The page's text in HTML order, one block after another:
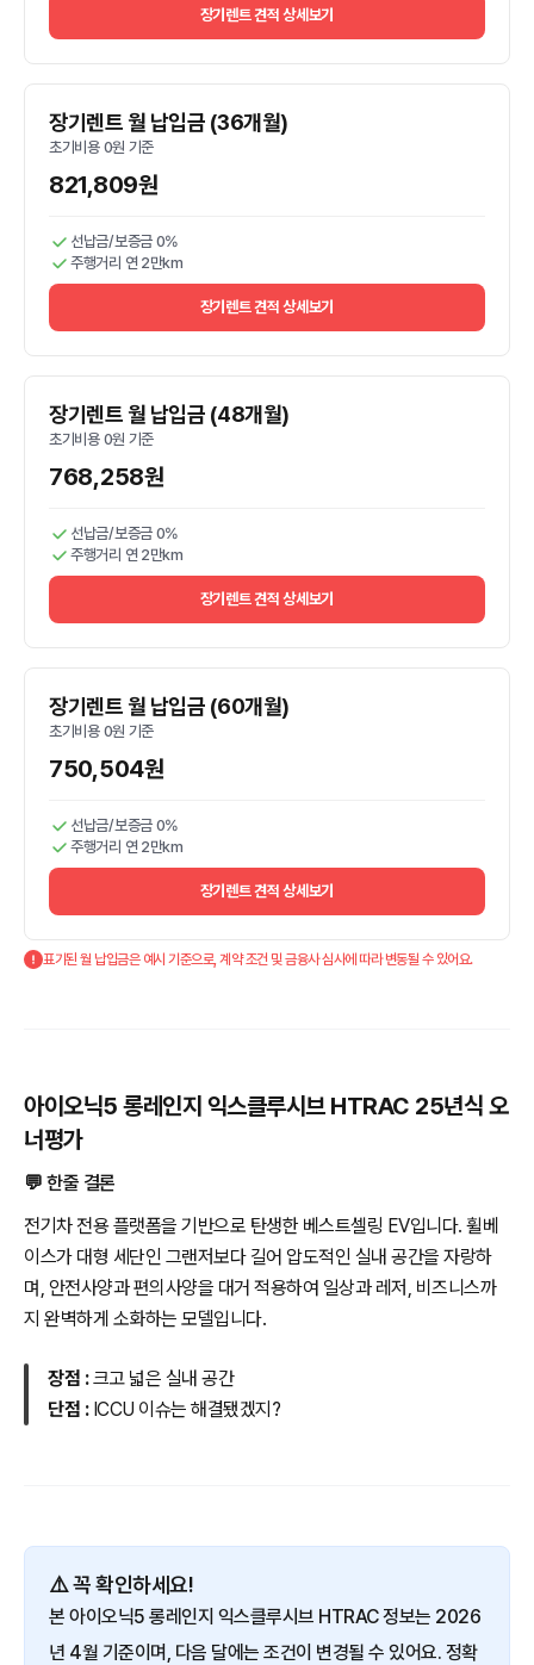
장기렌트 견적 상세보기
장기렌트 월 납입금 (36개월)
초기비용 0원 기준
821,809원
선납금/보증금 0%
주행거리 연 2만km
장기렌트 견적 상세보기
장기렌트 월 납입금 (48개월)
초기비용 0원 기준
768,258원
선납금/보증금 0%
주행거리 연 2만km
장기렌트 견적 상세보기
장기렌트 월 납입금 (60개월)
초기비용 0원 기준
750,504원
선납금/보증금 0%
주행거리 연 2만km
장기렌트 견적 상세보기
표기된 월 납입금은 예시 기준으로, 계약 조건 및 금융사 심사에 따라 변동될 수 있어요.
아이오닉5 롱레인지 익스클루시브 HTRAC 25년식 오
너평가
💬 한줄 결론
전기차 전용 플랫폼을 기반으로 탄생한 베스트셀링 EV입니다. 휠베
이스가 대형 세단인 그랜저보다 길어 압도적인 실내 공간을 자랑하
며, 안전사양과 편의사양을 대거 적용하여 일상과 레저, 비즈니스까
지 완벽하게 소화하는 모델입니다.
장점 :크고 넓은 실내 공간
단점 : ICCU 이슈는 해결됐겠지?
⚠️ 꼭 확인하세요!
본 아이오닉5 롱레인지 익스클루시브 HTRAC 정보는 2026
년 4월 기준이며, 다음 달에는 조건이 변경될 수 있어요. 정확